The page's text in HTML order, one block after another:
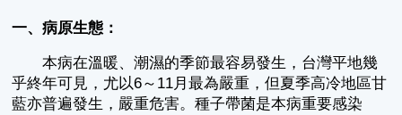
一、病原生態：
本病在溫暖、潮濕的季節最容易發生，台灣平地幾
乎終年可見，尤以6～11月最為嚴重，但夏季高冷地區甘
藍亦普遍發生，嚴重危害。種子帶菌是本病重要感染